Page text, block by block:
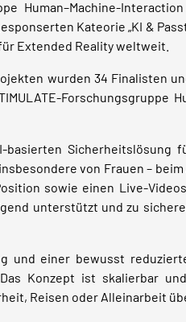
Human–Machine-
Kateorie „KI &
Extended Reality weltweit.
wurden 34 Finalisten
Forschungsgruppe
Sicherheitslösung
von Frauen –
sowie einen Live-
unterstützt und zu
und einer bewusst
Konzept ist skalierbar
Reisen oder Alleinarbeit